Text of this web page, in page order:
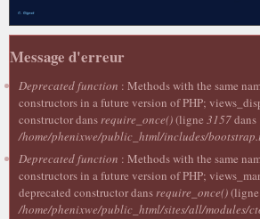
Message d'erreur
Deprecated function : Methods with the same
constructors in a future version of PHP;
constructor dansrequire_once()(ligne 3157dans
/home/phenixwe/public_html/includes/
Deprecated function : Methods with the same
constructors in a future version of PHP;
deprecated constructor dansrequire_once()(ligne
/home/phenixwe/public_html/sites/all/modules/